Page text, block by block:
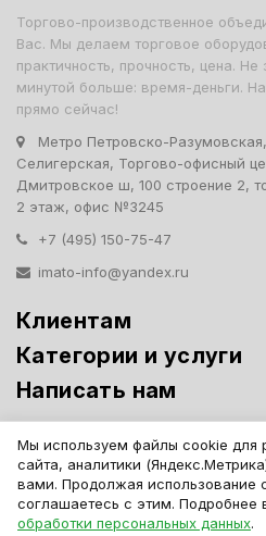
Торгово-производственное
Вас. Мы делаем торговое
практичность, прочность, цена.
минутой больше: время-деньги.
прямо сейчас!
Метро Петровско-
Селигерская, Торгово-офисный
Дмитровское ш, 100 строение 2,
2 этаж, офис №3245
+7 (495) 150-75-47
imato-info@yandex.ru
Клиентам
Категории и услуги
Написать нам
Витрины премиум-класса ИМАТО
данных
IMATO. Интернет Магазин
ИНН 7717506114 КПП
Мы используем файлы cookie для
сайта, аналитики
вами. Продолжая использование
соглашаетесь с этим. Подробнее
обработки персональных данных.